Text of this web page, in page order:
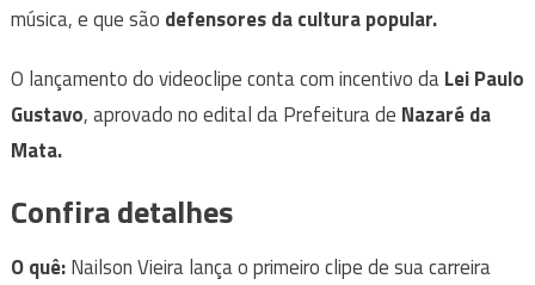
música, e que são defensores da cultura popular.
O lançamento do videoclipe conta com incentivo daLei Paulo
Gustavo, aprovado no edital da Prefeitura de Nazaré da
Mata.
Confira detalhes
O quê:Nailson Vieira lança o primeiro clipe de sua carreira